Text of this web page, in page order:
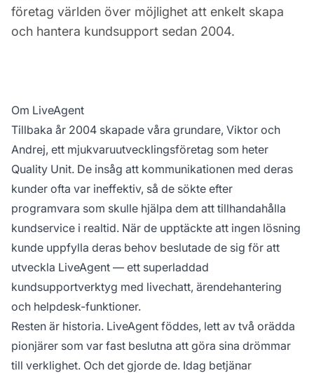
företag världen över möjlighet att enkelt skapa
och hantera kundsupport sedan 2004.
Om LiveAgent
Tillbaka år 2004 skapade våra grundare, Viktor och
Andrej, ett mjukvaruutvecklingsföretag som heter
Quality Unit. De insåg att kommunikationen med deras
kunder ofta var ineffektiv, så de sökte efter
programvara som skulle hjälpa dem att tillhandahålla
kundservice i realtid. När de upptäckte att ingen lösning
kunde uppfylla deras behov beslutade de sig för att
utveckla LiveAgent — ett superladdad
kundsupportverktyg med livechatt, ärendehantering
och helpdesk-funktioner.
Resten är historia. LiveAgent föddes, lett av två orädda
pionjärer som var fast beslutna att göra sina drömmar
till verklighet. Och det gjorde de. Idag betjänar